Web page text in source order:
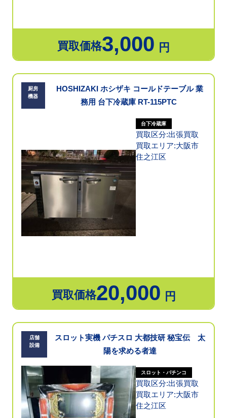
買取価格3,000 円
厨房
機器
HOSHIZAKI ホシザキ コールドテーブル 業
務用 台下冷蔵庫 RT-115PTC
台下冷蔵庫
買取区分:出張買取
買取エリア:大阪市
住之江区
買取価格20,000 円
店舗
設備
スロット実機 パチスロ 大都技研 秘宝伝 太
陽を求める者達
スロット・パチンコ
買取区分:出張買取
買取エリア:大阪市
住之江区